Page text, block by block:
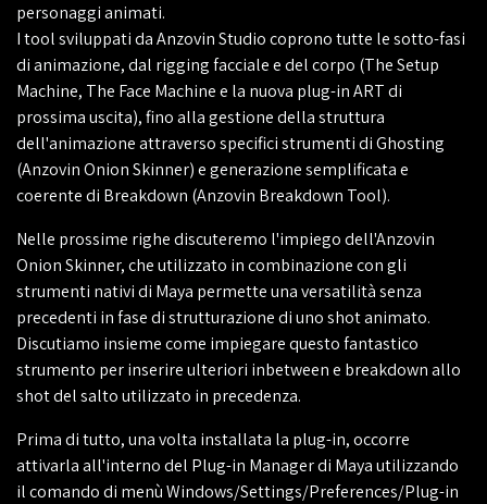
personaggi animati.
I tool sviluppati da Anzovin Studio coprono tutte le sotto-fasi
di animazione, dal rigging facciale e del corpo (The Setup
Machine, The Face Machine e la nuova plug-in ART di
prossima uscita), fino alla gestione della struttura
dell'animazione attraverso specifici strumenti di Ghosting
(Anzovin Onion Skinner) e generazione semplificata e
coerente di Breakdown (Anzovin Breakdown Tool).
Nelle prossime righe discuteremo l'impiego dell'Anzovin
Onion Skinner, che utilizzato in combinazione con gli
strumenti nativi di Maya permette una versatilità senza
precedenti in fase di strutturazione di uno shot animato.
Discutiamo insieme come impiegare questo fantastico
strumento per inserire ulteriori inbetween e breakdown allo
shot del salto utilizzato in precedenza.
Prima di tutto, una volta installata la plug-in, occorre
attivarla all'interno del Plug-in Manager di Maya utilizzando
il comando di menù Windows/Settings/Preferences/Plug-in